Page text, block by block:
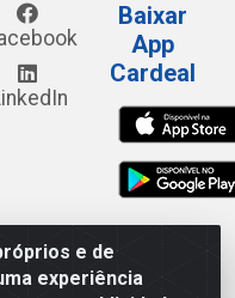
e de
experiência
Baixar
App
Cardeal
do Moura, 582 - Alto
55.040-120 - CNPJ